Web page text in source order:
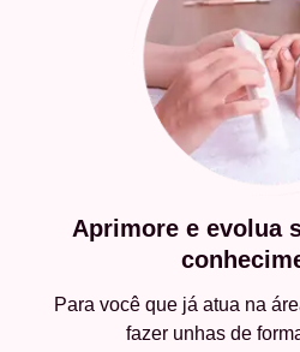
Aprimore e evolua
Para você que já atua na
fazer unhas de